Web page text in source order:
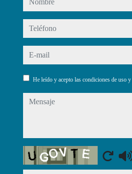
teléfono
e-mail
He leído y acepto las condiciones de uso y
mensaje
Captcha